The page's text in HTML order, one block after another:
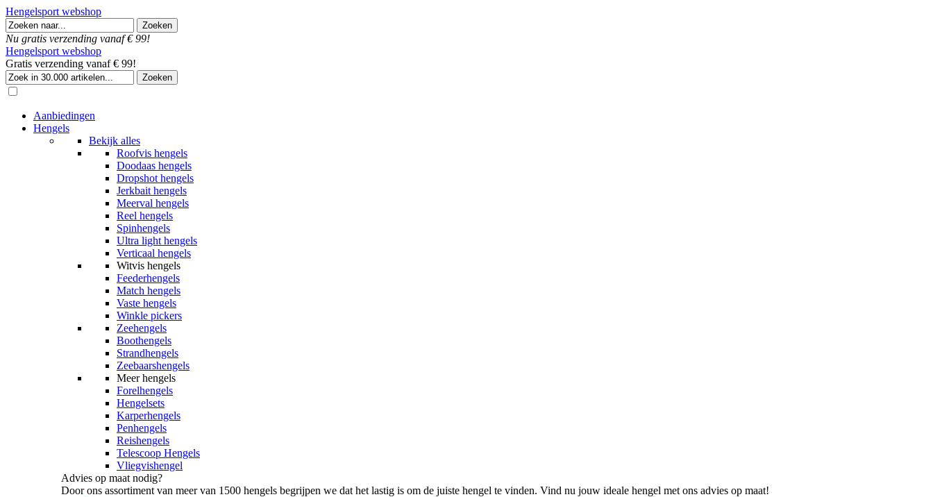
Hengelsport webshop
Nu gratis verzending vanaf € 99!
Hengelsport webshop
Gratis verzending vanaf € 99!
Aanbiedingen
Hengels
Bekijk alles
Roofvis hengels
Doodaas hengels
Dropshot hengels
Jerkbait hengels
Meerval hengels
Reel hengels
Spinhengels
Ultra light hengels
Verticaal hengels
Witvis hengels
Feederhengels
Match hengels
Vaste hengels
Winkle pickers
Zeehengels
Boothengels
Strandhengels
Zeebaarshengels
Meer hengels
Forelhengels
Hengelsets
Karperhengels
Penhengels
Reishengels
Telescoop Hengels
Vliegvishengel
Advies op maat nodig?
Door ons assortiment van meer van 1500 hengels begrijpen we dat het lastig is om de juiste hengel te vinden. Vind nu jouw ideale hengel met ons advies op maat!